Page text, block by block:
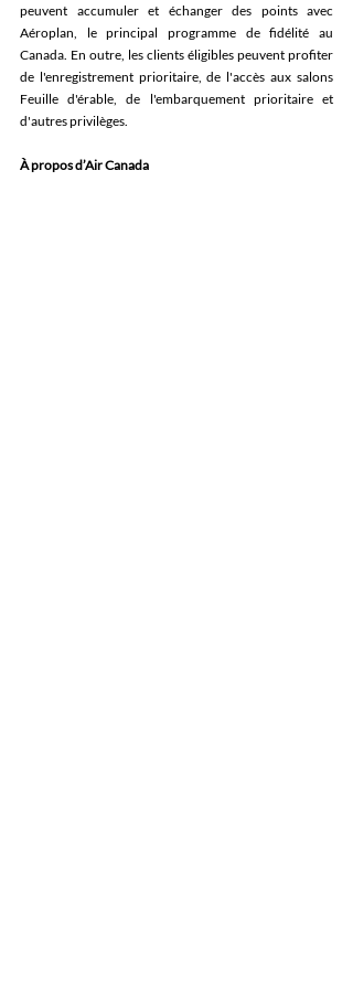
peuvent accumuler et échanger des points avec
Aéroplan, le principal programme de fidélité au
Canada. En outre, les clients éligibles peuvent profiter
de l'enregistrement prioritaire, de l'accès aux salons
Feuille d'érable, de l'embarquement prioritaire et
d'autres privilèges.
À propos d’Air Canada